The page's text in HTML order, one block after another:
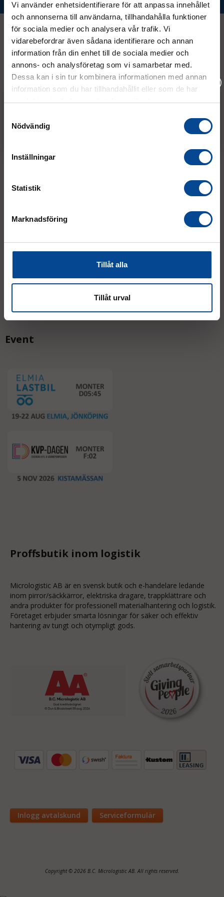
Vi använder enhetsidentifierare för att anpassa innehållet
och annonserna till användarna, tillhandahålla funktioner
för sociala medier och analysera vår trafik. Vi
vidarebefordrar även sådana identifierare och annan
information från din enhet till de sociala medier och
annons- och analysföretag som vi samarbetar med.
Dessa kan i sin tur kombinera informationen med annan
information som du har tillhandahållit eller som de har
samlat in när du har använt deras tjänster.
Nödvändig
Inställningar
Statistik
Marknadsföring
Tillåt alla
Tillåt urval
Kontakt
08 - 544 401 50
info@micrologistic.com
support@micrologistic.com
Tumstocksvägen 11 A (
(lunch 12.00–12.30)
Event
Proffsbutik inom logistik
Micrologistic AB är en svensk butik och e-handelare ledande
inom pirror/säckkärror, elektriska dragare, trappklättrare och
andra produkter för professionell materialhantering och logistik.
Företaget erbjuder smarta lösningar för säker och effektiv
hantering av tungt och otympligt gods.
Inlogg avtalskund Serviceformulär
Copyright © 2026 B.C. Micrologistic AB. All rights reserved.